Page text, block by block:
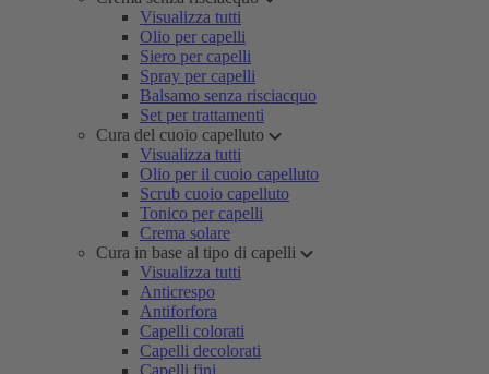
Visualizza tutti
Olio per capelli
Siero per capelli
Spray per capelli
Balsamo senza risciacquo
Set per trattamenti
Cura del cuoio capelluto
Visualizza tutti
Olio per il cuoio capelluto
Scrub cuoio capelluto
Tonico per capelli
Crema solare
Cura in base al tipo di capelli
Visualizza tutti
Anticrespo
Antiforfora
Capelli colorati
Capelli decolorati
Capelli fini